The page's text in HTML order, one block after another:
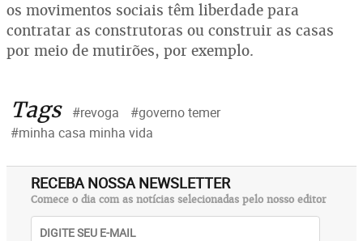
os movimentos sociais têm liberdade para
contratar as construtoras ou construir as casas
por meio de mutirões, por exemplo.
Tags #revoga
#governo temer
#minha casa minha vida
RECEBA NOSSA NEWSLETTER
Comece o dia com as notícias selecionadas pelo nosso editor